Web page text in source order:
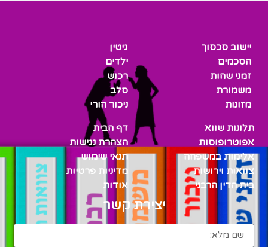
יישוב סכסוך
הסכמים
זמני שהות
משמורת
מזונות
גיטין
ילדים
רכוש
סלב
ניכור הורי
תלונות שווא
אפוטרופוסות
אלימות במשפחה
צוואות וירושות
בית הדין הרבני
דף הבית
הצהרת נגישות
תנאי שימוש
מדיניות פרטיות
אודות
יצירת קשר